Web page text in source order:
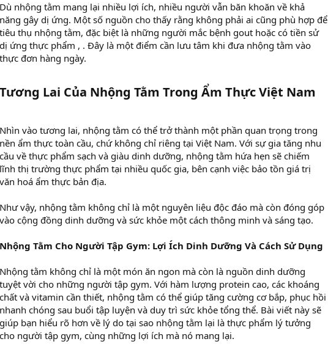
Dù nhộng tằm mang lại nhiều lợi ích, nhiều người vẫn băn khoăn về khả
năng gây dị ứng. Một số nguồn cho thấy rằng không phải ai cũng phù hợp để
tiêu thụ nhộng tằm, đặc biệt là những người mắc bệnh gout hoặc có tiền sử
dị ứng thực phẩm , . Đây là một điểm cần lưu tâm khi đưa nhộng tằm vào
thực đơn hàng ngày.
Tương Lai Của Nhộng Tằm Trong Ẩm Thực Việt Nam​
Nhìn vào tương lai, nhộng tằm có thể trở thành một phần quan trọng trong
nền ẩm thực toàn cầu, chứ không chỉ riêng tại Việt Nam. Với sự gia tăng nhu
cầu về thực phẩm sạch và giàu dinh dưỡng, nhộng tằm hứa hẹn sẽ chiếm
lĩnh thị trường thực phẩm tại nhiều quốc gia, bên cạnh việc bảo tồn giá trị
văn hoá ẩm thực bản địa.
Như vậy, nhộng tằm không chỉ là một nguyên liệu độc đáo mà còn đóng góp
vào cộng đồng dinh dưỡng và sức khỏe một cách thông minh và sáng tạo.
Nhộng Tằm Cho Người Tập Gym: Lợi Ích Dinh Dưỡng Và Cách Sử Dụng
Nhộng tằm không chỉ là một món ăn ngon mà còn là nguồn dinh dưỡng
tuyệt vời cho những người tập gym. Với hàm lượng protein cao, các khoáng
chất và vitamin cần thiết, nhộng tằm có thể giúp tăng cường cơ bắp, phục hồi
nhanh chóng sau buổi tập luyện và duy trì sức khỏe tổng thể. Bài viết này sẽ
giúp bạn hiểu rõ hơn về lý do tại sao nhộng tằm lại là thực phẩm lý tưởng
cho người tập gym, cùng những lợi ích mà nó mang lại.